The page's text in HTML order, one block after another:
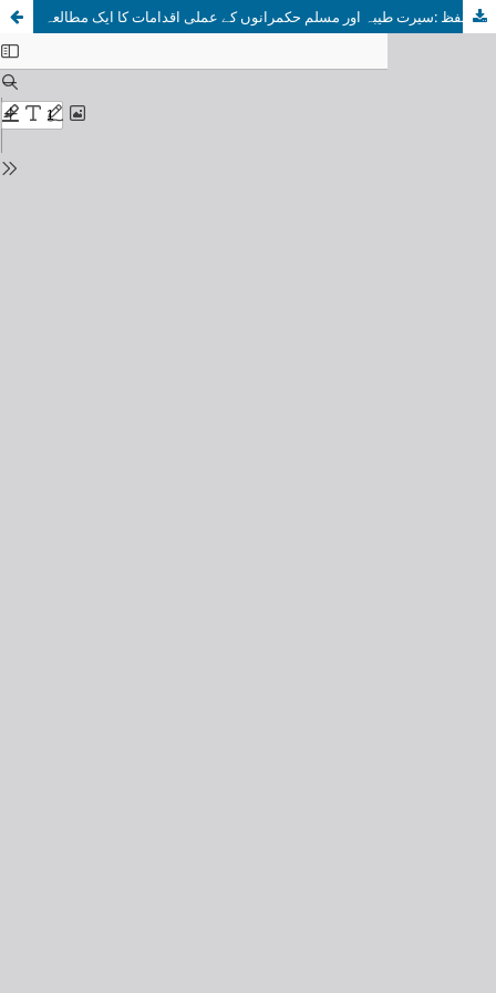
غیر مسلموں کے مقدس مقامات کا تحفظ :سیرت طیبہ اور مسلم حکمرانوں کے عملی اقدامات کا ایک مطالعہProtection of non-Muslim holy places: A Study of of Seerat-e-Tayyiba and Practical Steps by Muslim Rulers